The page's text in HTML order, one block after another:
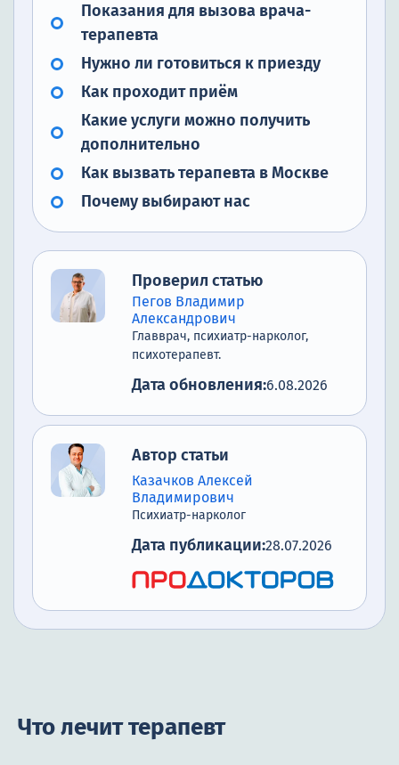
Показания для вызова врача-
терапевта
Нужно ли готовиться к приезду
Как проходит приём
Какие услуги можно получить
дополнительно
Как вызвать терапевта в Москве
Почему выбирают нас
Проверил статью
Пегов Владимир
Александрович
Главврач, психиатр-нарколог,
психотерапевт.
Дата обновления:6.08.2026
Автор статьи
Казачков Алексей
Владимирович
Психиатр-нарколог
Дата публикации:28.07.2026
Что лечит терапевт